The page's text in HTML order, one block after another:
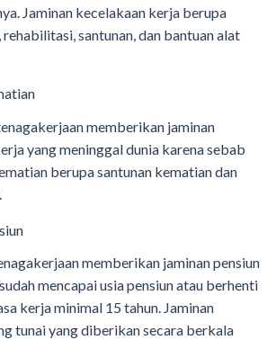
Jaminan kecelakaan kerja berupa
santunan, dan bantuan alat
memberikan jaminan
yang meninggal dunia karena sebab
berupa santunan kematian dan
memberikan jaminan pensiun
mencapai usia pensiun atau berhenti
kerja minimal 15 tahun. Jaminan
tunai yang diberikan secara berkala